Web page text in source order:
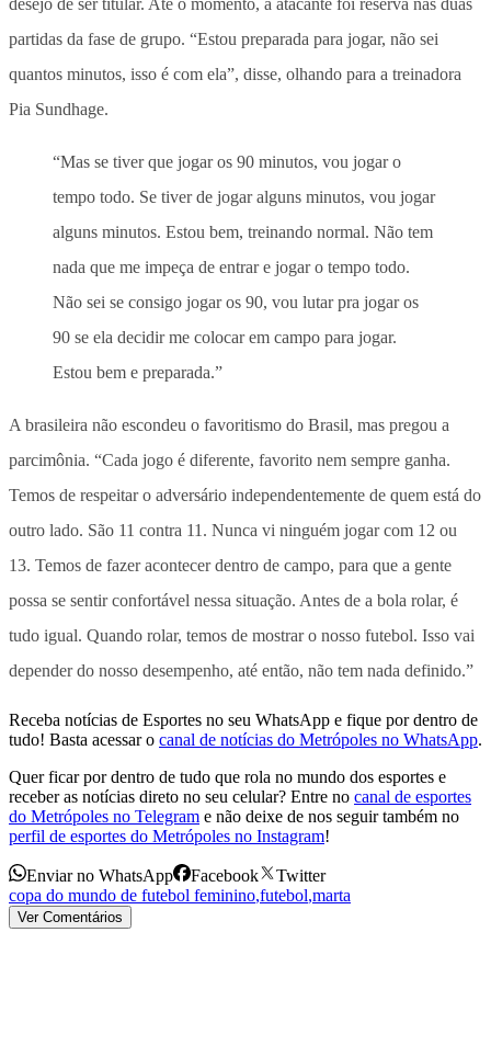
partidas da fase de grupo. “Estou preparada para jogar, não sei
quantos minutos, isso é com ela”, disse, olhando para a treinadora
Pia Sundhage.
“Mas se tiver que jogar os 90 minutos, vou jogar o
tempo todo. Se tiver de jogar alguns minutos, vou jogar
alguns minutos. Estou bem, treinando normal. Não tem
nada que me impeça de entrar e jogar o tempo todo.
Não sei se consigo jogar os 90, vou lutar pra jogar os
90 se ela decidir me colocar em campo para jogar.
Estou bem e preparada.”
A brasileira não escondeu o favoritismo do Brasil, mas pregou a
parcimônia. “Cada jogo é diferente, favorito nem sempre ganha.
Temos de respeitar o adversário independentemente de quem está do
outro lado. São 11 contra 11. Nunca vi ninguém jogar com 12 ou
13. Temos de fazer acontecer dentro de campo, para que a gente
possa se sentir confortável nessa situação. Antes de a bola rolar, é
tudo igual. Quando rolar, temos de mostrar o nosso futebol. Isso vai
depender do nosso desempenho, até então, não tem nada definido.”
Receba notícias de Esportes no seu WhatsApp e fique por dentro de
tudo! Basta acessar o canal de notícias do Metrópoles no WhatsApp.
Quer ficar por dentro de tudo que rola no mundo dos esportes e
receber as notícias direto no seu celular? Entre no canal de esportes
do Metrópoles no Telegram e não deixe de nos seguir também no
perfil de esportes do Metrópoles no Instagram!
Enviar no WhatsApp Facebook
Twitter
copa do mundo de futebol feminino,futebol,marta
Ver Comentários